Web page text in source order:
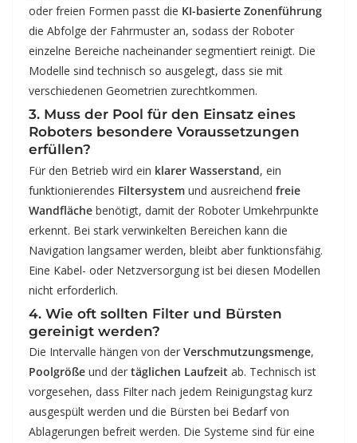
oder freien Formen passt die KI-basierte Zonenführung
die Abfolge der Fahrmuster an, sodass der Roboter
einzelne Bereiche nacheinander segmentiert reinigt. Die
Modelle sind technisch so ausgelegt, dass sie mit
verschiedenen Geometrien zurechtkommen.
3. Muss der Pool für den Einsatz eines
Roboters besondere Voraussetzungen
erfüllen?
Für den Betrieb wird ein klarer Wasserstand, ein
funktionierendes Filtersystem und ausreichend freie
Wandfläche benötigt, damit der Roboter Umkehrpunkte
erkennt. Bei stark verwinkelten Bereichen kann die
Navigation langsamer werden, bleibt aber funktionsfähig.
Eine Kabel- oder Netzversorgung ist bei diesen Modellen
nicht erforderlich.
4. Wie oft sollten Filter und Bürsten
gereinigt werden?
Die Intervalle hängen von der Verschmutzungsmenge,
Poolgröße und der täglichen Laufzeit ab. Technisch ist
vorgesehen, dass Filter nach jedem Reinigungstag kurz
ausgespült werden und die Bürsten bei Bedarf von
Ablagerungen befreit werden. Die Systeme sind für eine